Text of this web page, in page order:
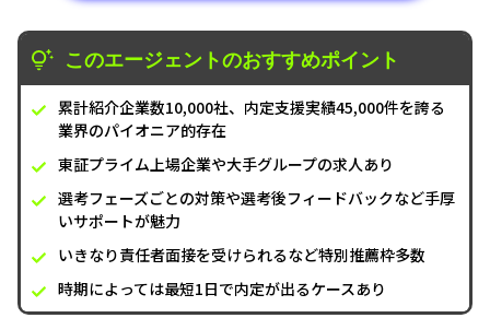
このエージェントのおすすめポイント
累計紹介企業数10,000社、内定支援実績45,000件を誇る
業界のパイオニア的存在
東証プライム上場企業や大手グループの求人あり
選考フェーズごとの対策や選考後フィードバックなど手厚
いサポートが魅力
いきなり責任者面接を受けられるなど特別推薦枠多数
時期によっては最短1日で内定が出るケースあり